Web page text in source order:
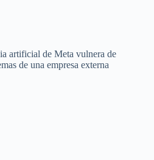
artificial de Meta vulnera de
de una empresa externa